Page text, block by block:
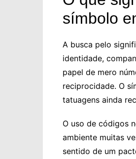
símbolo
A busca pelo
identidade,
papel de mero
reciprocidade. O
tatuagens ainda
O uso de códigos
ambiente muitas
sentido de um